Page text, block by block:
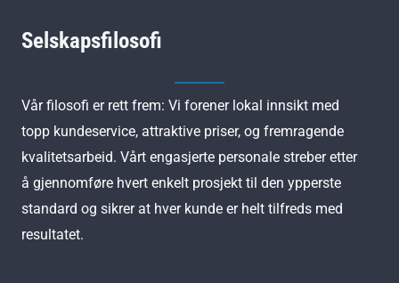
Selskapsfilosofi
Vår filosofi er rett frem: Vi forener lokal innsikt med
topp kundeservice, attraktive priser, og fremragende
kvalitetsarbeid. Vårt engasjerte personale streber etter
å gjennomføre hvert enkelt prosjekt til den ypperste
standard og sikrer at hver kunde er helt tilfreds med
resultatet.